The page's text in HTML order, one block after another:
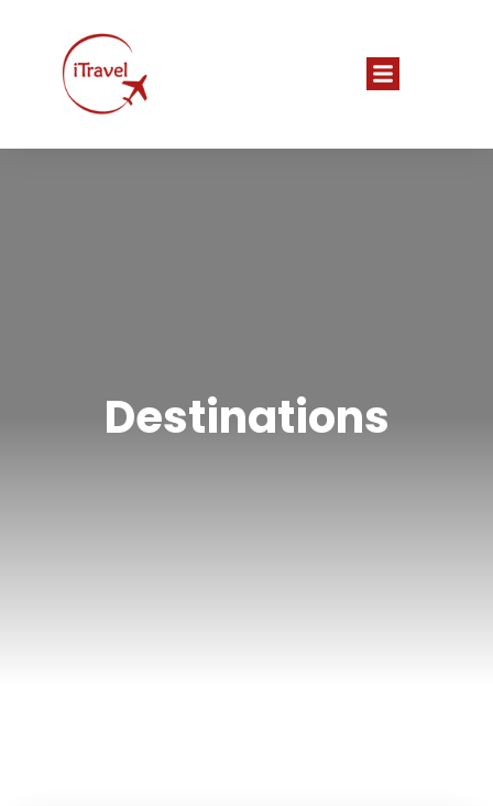
Destinations